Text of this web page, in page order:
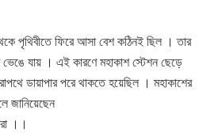
পৃথিবীতে ফিরে আসা বেশ কঠিনই ছিল । তার
যায় । এই কারণে মহাকাশ স্টেশন ছেড়ে
ডায়াপার পরে থাকতে হয়েছিল । মহাকাশের
জানিয়েছেন
।।